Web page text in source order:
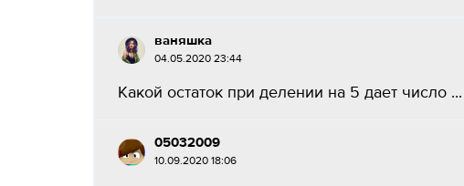
ваняшка
04.05.2020 23:44
Какой остаток при делении на 5 дает число ​...
05032009
10.09.2020 18:06